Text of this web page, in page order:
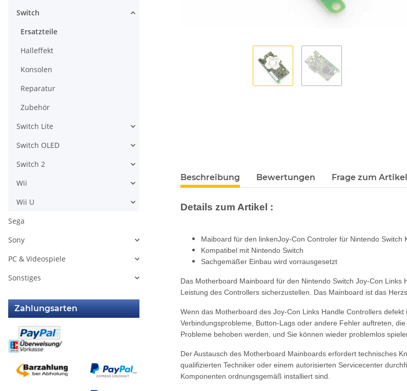
Beschreibung Bewertungen Frage zum Artikel
Details zum Artikel :
Maiboard für den linkenJoy-Con Controler für Nintendo Switch
Kompatibel mit Nintendo Switch
Sachgemäßer Einbau wird vorrausgesetzt
Das Motherboard Mainboard für den Nintendo Switch Joy-Con
Leistung des Controllers sicherzustellen. Das Mainboard ist das
Wenn das Motherboard des Joy-Con Links Handle Controllers
Verbindungsprobleme, Button-Lags oder andere Fehler auftreten,
Probleme behoben werden, und Sie können wieder problemlos
Der Austausch des Motherboard Mainboards erfordert technisches
qualifizierten Techniker oder einem autorisierten Servicecenter
Komponenten ordnungsgemäß installiert sind.
Switch
Ersatzteile
Halleffekt
Konsolen
Reparatur
Zubehör
Switch Lite
Switch OLED
Switch 2
Wii
Wii U
Sega
Sony
PC & Videospiele
Sonstiges
Zahlungsarten